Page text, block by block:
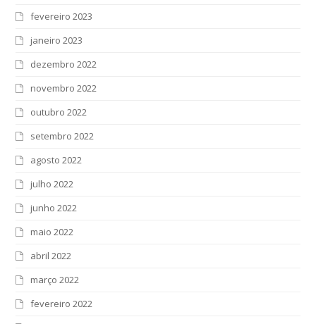
fevereiro 2023
janeiro 2023
dezembro 2022
novembro 2022
outubro 2022
setembro 2022
agosto 2022
julho 2022
junho 2022
maio 2022
abril 2022
março 2022
fevereiro 2022